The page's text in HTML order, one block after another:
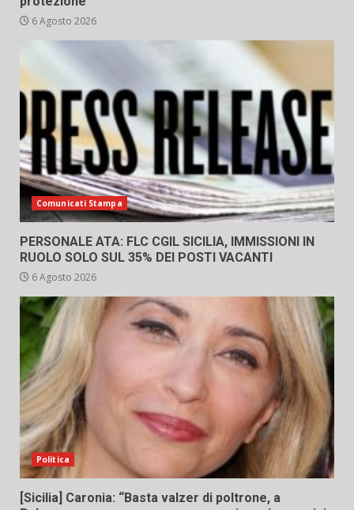
6 Agosto 2026
Comunicati Stampa
PERSONALE ATA: FLC CGIL SICILIA, IMMISSIONI IN
RUOLO SOLO SUL 35% DEI POSTI VACANTI
6 Agosto 2026
Politica
[Sicilia] Caronia: “Basta valzer di poltrone, a